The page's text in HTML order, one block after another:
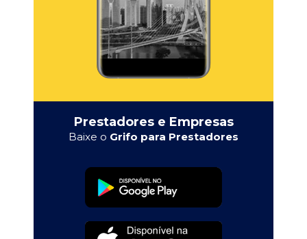
Prestadores e Empresas
Baixe o Grifo para Prestadores